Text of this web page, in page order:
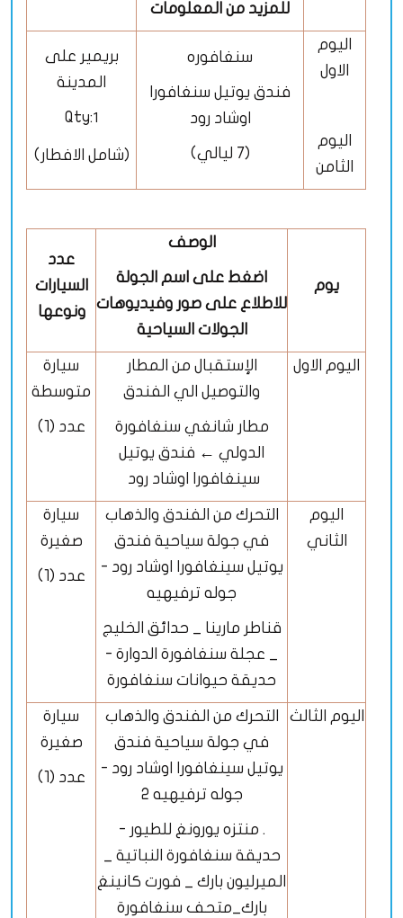
للمزيد من المعلومات
اليوم
الاول
اليوم
الثامن
سنغافوره
فندق يوتيل سنغافورا
اوشاد رود
(7 ليالي)
بريمير على
المدينة
Qty:1
(شامل الافطار)
يوم
الوصف
اضغط على اسم الجولة
للاطلاع على صور وفيديوهات
الجولات السياحية
عدد
السيارات
ونوعها
اليوم الاول
الإستقبال من المطار
والتوصيل الي الفندق
مطار شانغي سنغافورة
الدولي ← فندق يوتيل
سينغافورا اوشاد رود
سيارة
متوسطة
عدد (1)
اليوم
الثاني
التحرك من الفندق والذهاب
في جولة سياحية فندق
يوتيل سينغافورا اوشاد رود -
جوله ترفيهيه
قناطر مارينا _ حدائق الخليج
_ عجلة سنغافورة الدوارة -
حديقة حيوانات سنغافورة
سيارة
صغيرة
عدد (1)
اليوم الثالث
التحرك من الفندق والذهاب
في جولة سياحية فندق
يوتيل سينغافورا اوشاد رود -
جوله ترفيهيه 2
. منتزه يورونغ للطيور -
حديقة سنغافورة النباتية _
الميرليون بارك _ فورت كانينغ
بارك_متحف سنغافورة
سيارة
صغيرة
عدد (1)